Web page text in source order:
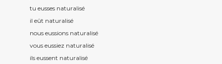
tu eusses naturalisé
il eût naturalisé
nous eussions naturalisé
vous eussiez naturalisé
ils eussent naturalisé